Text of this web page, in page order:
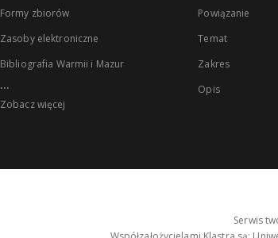
Formy zbiorów
Zasoby elektroniczne
Bibliografia Warmii i Mazur
...
Zobacz więcej
Powiązanie
Temat
Zakres
Opis
Serwis